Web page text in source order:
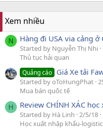
Xem nhiều
N Hàng đi USA via cảng ở
Started by Nguyễn Thị Nhi
Thủ tục hải quan
Quảng cáo Giá Xe tải
Started by oToHungPhat
Mua bán quốc tế
H Review CHÍNH XÁC
Started by Hà Linh 2/5/18
Học xuất nhập khẩu-